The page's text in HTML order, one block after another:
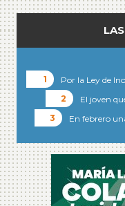
Por la Ley de
El joven
En febrero